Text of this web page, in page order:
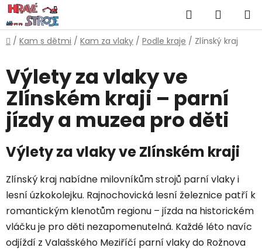
Přejít
na
obsah
Hledat
KOŠÍK
Domů
/ Kam s dětmi / Kam za vlaky / Podle kraje / Zlínský kraj
Výlety za vlaky ve
Zlínském kraji – parní
jízdy a muzea pro děti
Výlety za vlaky ve Zlínském kraji
Zlínský kraj nabídne milovníkům strojů parní vlaky i
lesní úzkokolejku. Rajnochovická lesní železnice patří k
romantickým klenotům regionu – jízda na historickém
vláčku je pro děti nezapomenutelná. Každé léto navíc
odjíždí z Valašského Meziříčí parní vlaky do Rožnova